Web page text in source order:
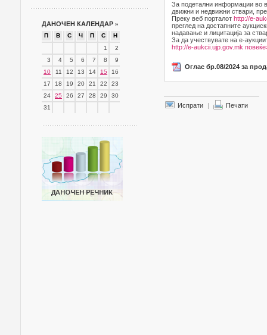
ДАНОЧЕН КАЛЕНДАР »
П В С Ч П С
Н
1
2
3
4 5 6 7 8
9
10
11 12 13 14 15
16
17
18 19 20 21 22
23
24
25 26 27 28 29
30
31
За подетални информации во
движни и недвижни ствари,
Преку веб порталот http://e-
преглед на достапните
надавање и лицитација за
За да учествувате на е-
http://e-aukcii.ujp.gov.mk
Оглас бр.08/2024 за
Испрати | Печати